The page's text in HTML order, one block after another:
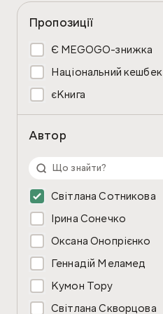
Пропозиції
Є MEGOGO-знижка
Національний кешбек
єКнига
Автор
Світлана Сотникова
Ірина Сонечко
Оксана Онопрієнко
Геннадій Меламед
Кумон Тору
Світлана Скворцова